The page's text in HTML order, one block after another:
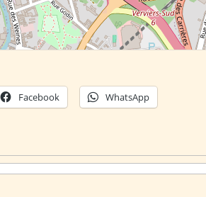
Facebook WhatsApp